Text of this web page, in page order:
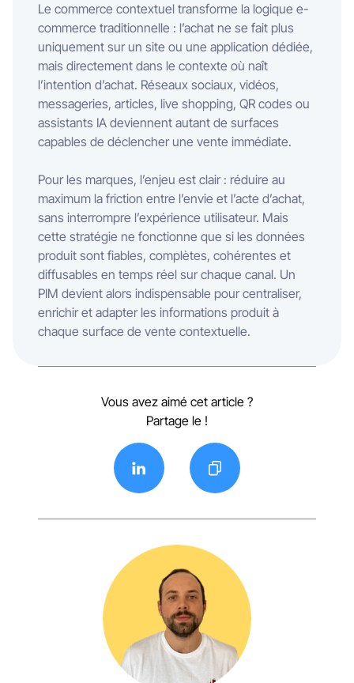
Le commerce contextuel transforme la logique e-
commerce traditionnelle : l’achat ne se fait plus
uniquement sur un site ou une application dédiée,
mais directement dans le contexte où naît
l’intention d’achat. Réseaux sociaux, vidéos,
messageries, articles, live shopping, QR codes ou
assistants IA deviennent autant de surfaces
capables de déclencher une vente immédiate.
Pour les marques, l’enjeu est clair : réduire au
maximum la friction entre l’envie et l’acte d’achat,
sans interrompre l’expérience utilisateur. Mais
cette stratégie ne fonctionne que si les données
produit sont fiables, complètes, cohérentes et
diffusables en temps réel sur chaque canal. Un
PIM devient alors indispensable pour centraliser,
enrichir et adapter les informations produit à
chaque surface de vente contextuelle.
Vous avez aimé cet article ?
Partage le !